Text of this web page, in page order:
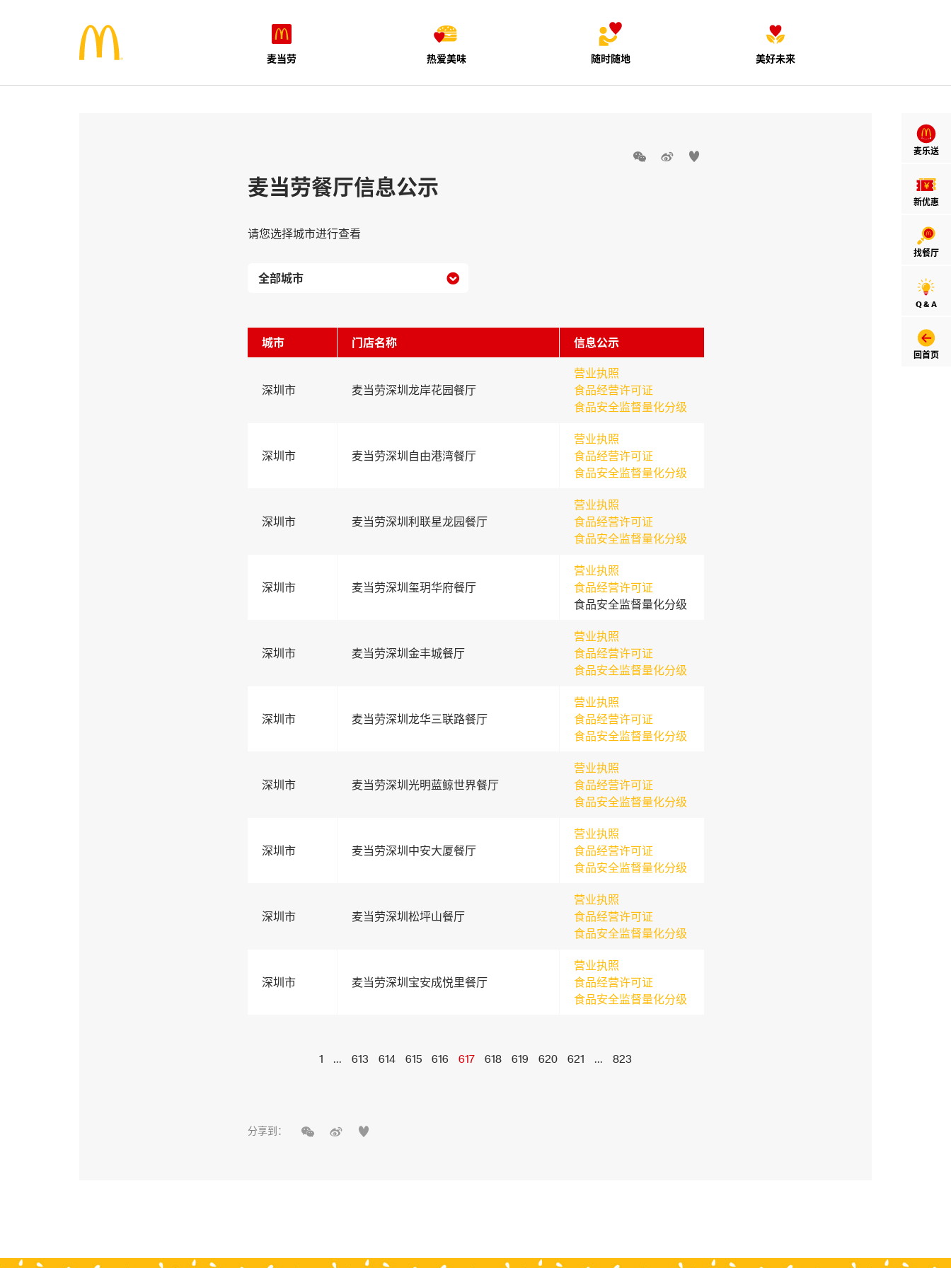
麦当劳 热爱美味 随时随地 美好未来
麦乐送
新优惠
找餐厅
Q & A
回首页
  
麦当劳餐厅信息公示
请您选择城市进行查看

城市 门店名称 信息公示
深圳市 麦当劳深圳龙岸花园餐厅
营业执照
食品经营许可证
食品安全监督量化分级
深圳市 麦当劳深圳自由港湾餐厅
营业执照
食品经营许可证
食品安全监督量化分级
深圳市 麦当劳深圳利联星龙园餐厅
营业执照
食品经营许可证
食品安全监督量化分级
深圳市 麦当劳深圳玺玥华府餐厅
营业执照
食品经营许可证
食品安全监督量化分级
深圳市 麦当劳深圳金丰城餐厅
营业执照
食品经营许可证
食品安全监督量化分级
深圳市 麦当劳深圳龙华三联路餐厅
营业执照
食品经营许可证
食品安全监督量化分级
深圳市 麦当劳深圳光明蓝鲸世界餐厅
营业执照
食品经营许可证
食品安全监督量化分级
深圳市 麦当劳深圳中安大厦餐厅
营业执照
食品经营许可证
食品安全监督量化分级
深圳市 麦当劳深圳松坪山餐厅
营业执照
食品经营许可证
食品安全监督量化分级
深圳市 麦当劳深圳宝安成悦里餐厅
营业执照
食品经营许可证
食品安全监督量化分级
1 ... 613 614 615 616 617 618 619 620 621 ... 823
分享到：   